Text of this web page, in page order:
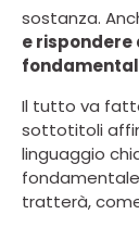
sostanza.
e rispondere
Il tutto va
sottotitoli
linguaggio
tratterà,